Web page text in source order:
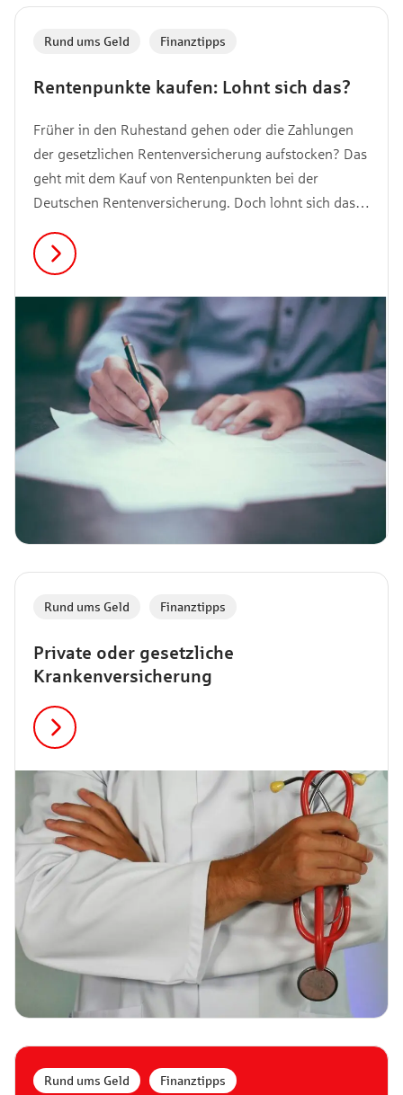
Rentenpunkte kaufen: Lohnt sich das?
Rund ums Geld Finanztipps
Früher in den Ruhestand gehen oder die Zahlungen
der gesetzlichen Rentenversicherung aufstocken? Das
geht mit dem Kauf von Rentenpunkten bei der
Deutschen Rentenversicherung. Doch lohnt sich das
achten? Das verraten wir dir in diesem Artikel.
Private oder gesetzliche
Krankenversicherung
Rund ums Geld Finanztipps
Rund ums Geld Finanztipps